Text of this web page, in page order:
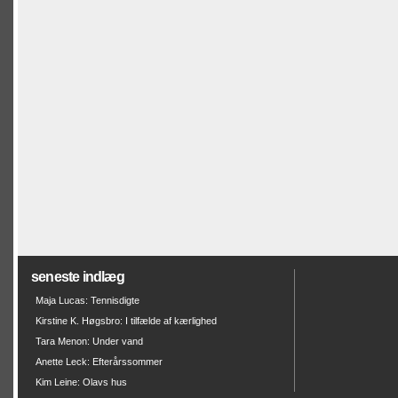
seneste indlæg
Maja Lucas: Tennisdigte
Kirstine K. Høgsbro: I tilfælde af kærlighed
Tara Menon: Under vand
Anette Leck: Efterårssommer
Kim Leine: Olavs hus